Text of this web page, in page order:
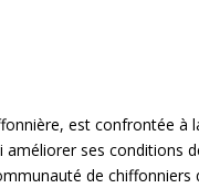
est confrontée à
améliorer ses conditions
de